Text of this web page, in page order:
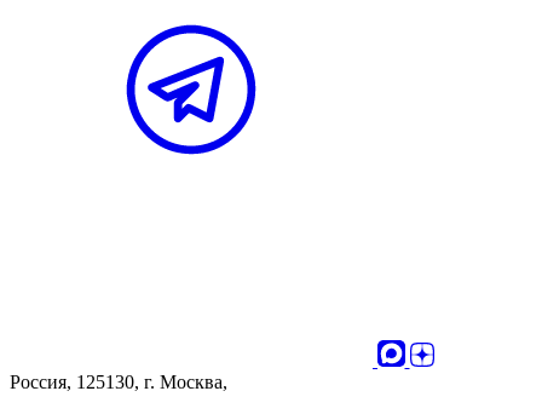
Россия, 125130, г. Москва,